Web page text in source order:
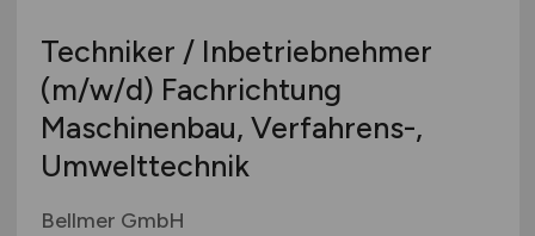
Techniker / Inbetriebnehmer
(m/w/d) Fachrichtung
Maschinenbau, Verfahrens-,
Umwelttechnik
Bellmer GmbH